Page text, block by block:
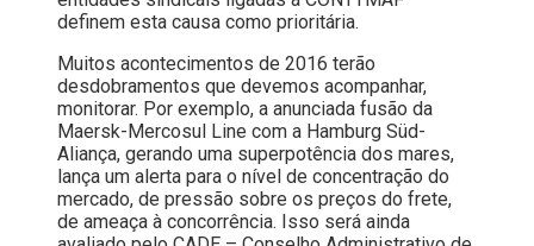
definem esta causa como prioritária.
Muitos acontecimentos de 2016 terão
desdobramentos que devemos acompanhar,
monitorar. Por exemplo, a anunciada fusão da
Maersk-Mercosul Line com a Hamburg Süd-
Aliança, gerando uma superpotência dos mares,
lança um alerta para o nível de concentração do
mercado, de pressão sobre os preços do frete,
de ameaça à concorrência. Isso será ainda